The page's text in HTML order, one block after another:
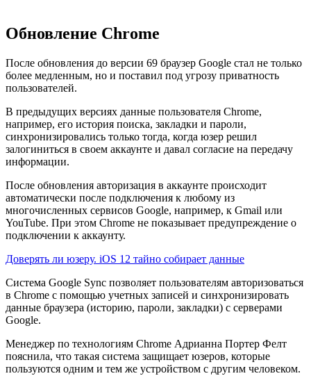
Обновление Chrome
После обновления до версии 69 браузер Google стал не только
более медленным, но и поставил под угрозу приватность
пользователей.
В предыдущих версиях данные пользователя Chrome,
например, его история поиска, закладки и пароли,
синхронизировались только тогда, когда юзер решил
залогиниться в своем аккаунте и давал согласие на передачу
информации.
После обновления авторизация в аккаунте происходит
автоматически после подключения к любому из
многочисленных сервисов Google, например, к Gmail или
YouTube. При этом Chrome не показывает предупреждение о
подключении к аккаунту.
Доверять ли юзеру. iOS 12 тайно собирает данные
Система Google Sync позволяет пользователям авторизоваться
в Chrome с помощью учетных записей и синхронизировать
данные браузера (историю, пароли, закладки) с серверами
Google.
Менеджер по технологиям Chrome Адрианна Портер Фелт
пояснила, что такая система защищает юзеров, которые
пользуются одним и тем же устройством с другим человеком.